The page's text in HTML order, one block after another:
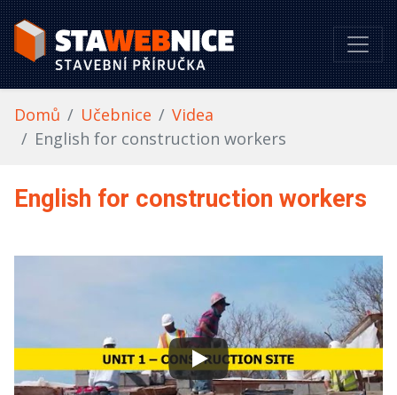
Domů Učebnice
Videa
English for construction workers
English for construction workers